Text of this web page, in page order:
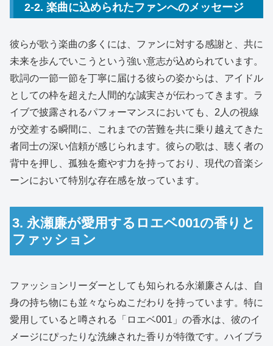
2-2. 楽曲に込められたファンへのメッセージ
彼らが歌う楽曲の多くには、ファンに対する感謝と、共に
未来を歩んでいこうという強い意志が込められています。
歌詞の一節一節を丁寧に届ける彼らの姿からは、アイドル
としての枠を超えた人間的な誠実さが伝わってきます。ラ
イブで披露されるパフォーマンスにおいても、2人の視線
が交差する瞬間に、これまでの苦難を共に乗り越えてきた
者同士の深い信頼が感じられます。彼らの歌は、聴く者の
背中を押し、孤独を癒やす力を持っており、現代の音楽シ
ーンにおいて特別な存在感を放っています。
3. 永瀬廉が愛用するロエベ001の香りと
ファッション
ファッションリーダーとしても知られる永瀬廉さんは、自
身の持ち物にも並々ならぬこだわりを持っています。特に
愛用していると噂される「ロエベ001」の香水は、彼のイ
メージにぴったりな洗練された香りが特徴です。ハイブラ